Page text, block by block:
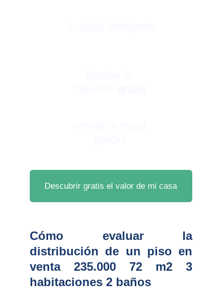
Descubrir gratis el valor de mi casa
Cómo evaluar la
distribución de un piso en
venta 235.000 72 m2 3
habitaciones 2 baños